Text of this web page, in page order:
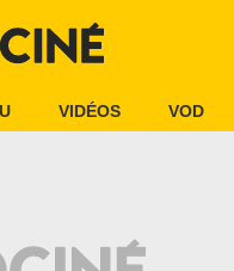
VIDÉOS VOD